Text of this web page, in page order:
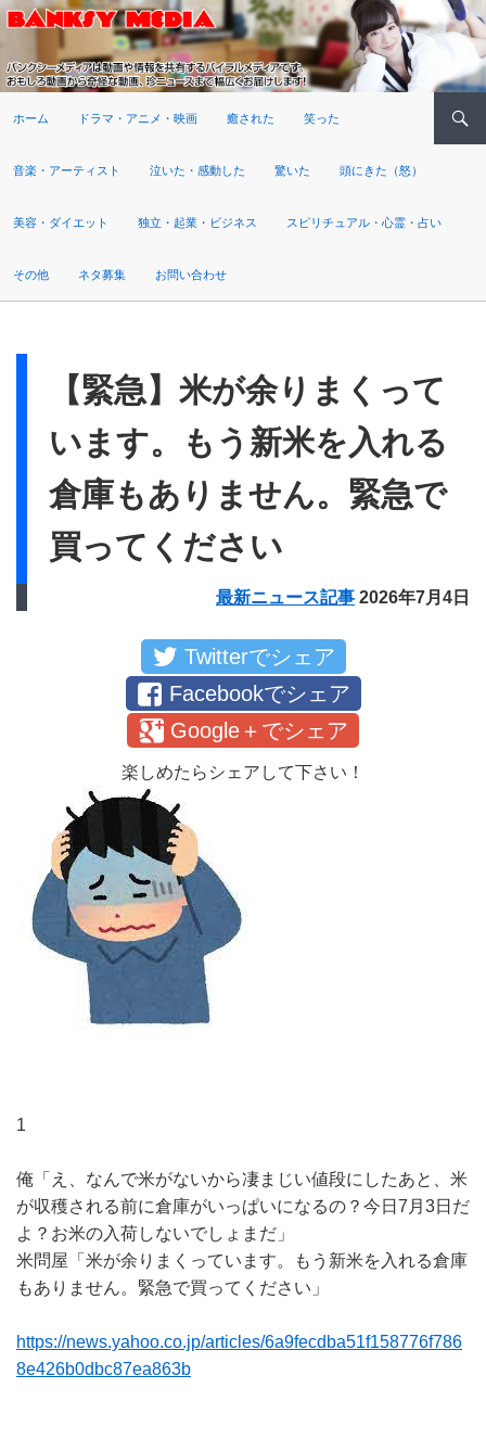
ホーム ドラマ・アニメ・映画 癒された 笑った
音楽・アーティスト 泣いた・感動した 驚いた 頭にきた（怒）
美容・ダイエット 独立・起業・ビジネス スピリチュアル・心霊・占い
その他 ネタ募集 お問い合わせ
【緊急】米が余りまくって
います。もう新米を入れる
倉庫もありません。緊急で
買ってください
最新ニュース記事 2026年7月4日
Twitterでシェア
Facebookでシェア
Google＋でシェア
楽しめたらシェアして下さい！
1
俺「え、なんで米がないから凄まじい値段にしたあと、米
が収穫される前に倉庫がいっぱいになるの？今日7月3日だ
よ？お米の入荷しないでしょまだ」
米問屋「米が余りまくっています。もう新米を入れる倉庫
もありません。緊急で買ってください」
https://news.yahoo.co.jp/articles/6a9fecdba51f158776f786
8e426b0dbc87ea863b